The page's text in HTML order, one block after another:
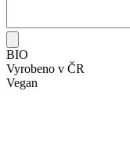
BIO
Vyrobeno v ČR
Vegan